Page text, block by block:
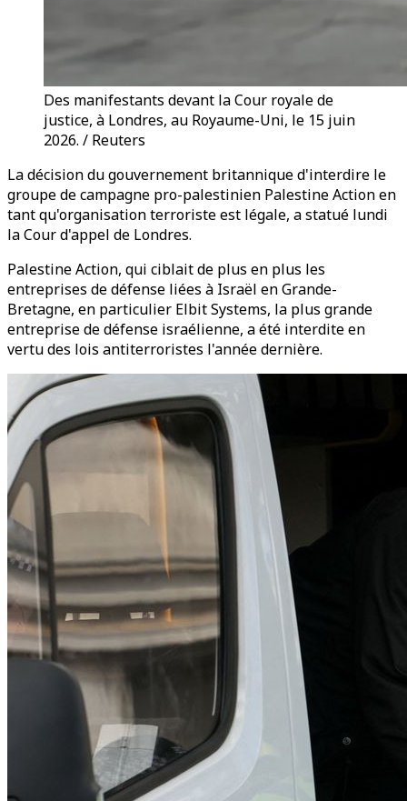
Des manifestants devant la Cour royale de
justice, à Londres, au Royaume-Uni, le 15 juin
2026. / Reuters
La décision du gouvernement britannique d'interdire le
groupe de campagne pro-palestinien Palestine Action en
tant qu'organisation terroriste est légale, a statué lundi
la Cour d'appel de Londres.
Palestine Action, qui ciblait de plus en plus les
entreprises de défense liées à Israël en Grande-
Bretagne, en particulier Elbit Systems, la plus grande
entreprise de défense israélienne, a été interdite en
vertu des lois antiterroristes l'année dernière.